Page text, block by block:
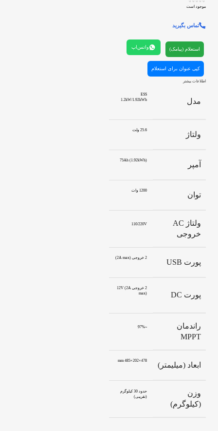
موجود است
تماس بگیرید
استعلام (پیامک) واتس‌اپ
کپی عنوان برای استعلام
اطلاعات بیشتر
مدل
ESS
1.2kW/1.92kWh
ولتاژ
25.6 ولت
آمپر
75Ah (1.92kWh)
توان
1200 وات
ولتاژ AC
خروجی
110/220V
پورت USB
2 خروجی (2A max)
پورت DC
2 خروجی 12V (2A
max)
راندمان
MPPT
~97%
ابعاد (میلیمتر)
478×202×485 mm
وزن
(کیلوگرم)
حدود 30 کیلوگرم
(تقریبی)